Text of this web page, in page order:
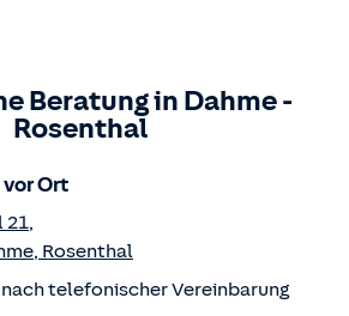
Beratung in Dahme-
Rosenthal
Ort
21,
, Rosenthal
nach telefonischer Vereinbarung